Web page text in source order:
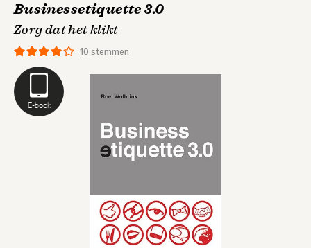
E-book
10 stemmen
Businessetiquette 3.0
Zorg dat het klikt